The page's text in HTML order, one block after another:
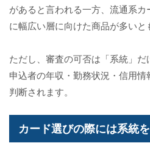
があると言われる一方、流通系
に幅広い層に向けた商品が多いと
ただし、審査の可否は「系統」だ
申込者の年収・勤務状況・信用
判断されます。
カード選びの際には系統